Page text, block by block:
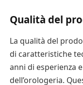
Qualità del
La qualità del
di caratteristiche
anni di esperienza
dell’orologeria.